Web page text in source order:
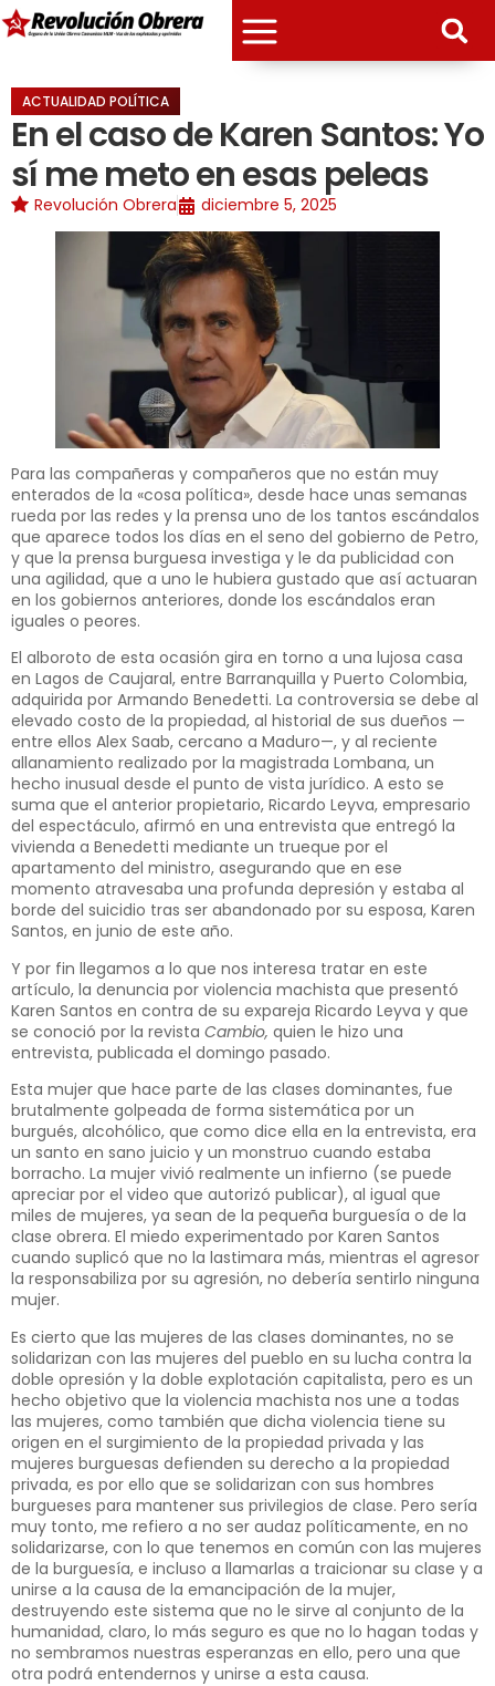
ACTUALIDAD POLÍTICA
En el caso de Karen Santos: Yo
sí me meto en esas peleas
Revolución Obrera diciembre 5, 2025
Para las compañeras y compañeros que no están muy
enterados de la «cosa política», desde hace unas semanas
rueda por las redes y la prensa uno de los tantos escándalos
que aparece todos los días en el seno del gobierno de Petro,
y que la prensa burguesa investiga y le da publicidad con
una agilidad, que a uno le hubiera gustado que así actuaran
en los gobiernos anteriores, donde los escándalos eran
iguales o peores.
El alboroto de esta ocasión gira en torno a una lujosa casa
en Lagos de Caujaral, entre Barranquilla y Puerto Colombia,
adquirida por Armando Benedetti. La controversia se debe al
elevado costo de la propiedad, al historial de sus dueños —
entre ellos Alex Saab, cercano a Maduro—, y al reciente
allanamiento realizado por la magistrada Lombana, un
hecho inusual desde el punto de vista jurídico. A esto se
suma que el anterior propietario, Ricardo Leyva, empresario
del espectáculo, afirmó en una entrevista que entregó la
vivienda a Benedetti mediante un trueque por el
apartamento del ministro, asegurando que en ese
momento atravesaba una profunda depresión y estaba al
borde del suicidio tras ser abandonado por su esposa, Karen
Santos, en junio de este año.
Y por fin llegamos a lo que nos interesa tratar en este
artículo, la denuncia por violencia machista que presentó
Karen Santos en contra de su expareja Ricardo Leyva y que
se conoció por la revista Cambio, quien le hizo una
entrevista, publicada el domingo pasado.
Esta mujer que hace parte de las clases dominantes, fue
brutalmente golpeada de forma sistemática por un
burgués, alcohólico, que como dice ella en la entrevista, era
un santo en sano juicio y un monstruo cuando estaba
borracho. La mujer vivió realmente un infierno (se puede
apreciar por el video que autorizó publicar), al igual que
miles de mujeres, ya sean de la pequeña burguesía o de la
clase obrera. El miedo experimentado por Karen Santos
cuando suplicó que no la lastimara más, mientras el agresor
la responsabiliza por su agresión, no debería sentirlo ninguna
mujer.
Es cierto que las mujeres de las clases dominantes, no se
solidarizan con las mujeres del pueblo en su lucha contra la
doble opresión y la doble explotación capitalista, pero es un
hecho objetivo que la violencia machista nos une a todas
las mujeres, como también que dicha violencia tiene su
origen en el surgimiento de la propiedad privada y las
mujeres burguesas defienden su derecho a la propiedad
privada, es por ello que se solidarizan con sus hombres
burgueses para mantener sus privilegios de clase. Pero sería
muy tonto, me refiero a no ser audaz políticamente, en no
solidarizarse, con lo que tenemos en común con las mujeres
de la burguesía, e incluso a llamarlas a traicionar su clase y a
unirse a la causa de la emancipación de la mujer,
destruyendo este sistema que no le sirve al conjunto de la
humanidad, claro, lo más seguro es que no lo hagan todas y
no sembramos nuestras esperanzas en ello, pero una que
otra podrá entendernos y unirse a esta causa.